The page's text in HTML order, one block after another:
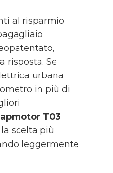
al risparmio
risposta. Se
urbana
in più di
T03
scelta più
leggermente